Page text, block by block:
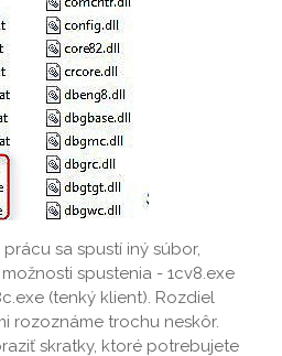
sa spustí iný súbor,
spustenia - 1cv8.exe
(tenký klient). Rozdiel
rozoznáme trochu neskôr.
skratky, ktoré potrebujete